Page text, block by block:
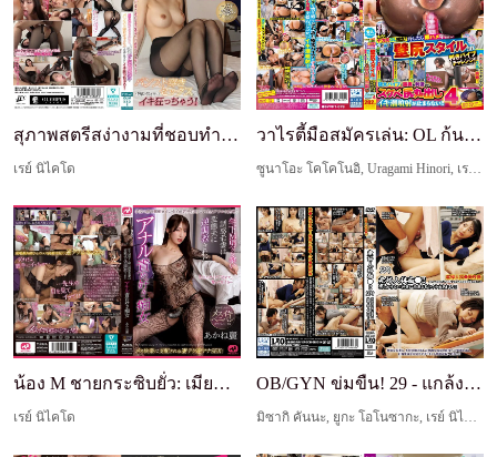
สุภาพสตรีสง่างามที่ชอบทำให้ผู้ชายพึงพอใจ สาวสวยหน...
เรย์ นิไคโด
วาไรตี้มือสมัครเล่น: OL ก้นใหญ่บนถนนเท่านั้น! พลา...
ซูนาโอะ โคโคโนอิ, Uragami Hinori, เรย์ นิไคโด
น้อง M ชายกระซิบยั่ว: เมียสาวถูกสามีหื่นฝึกย้อนกล...
เรย์ นิไคโด
OB/GYN ข่มขืน! 29 - แกล้งทำเป็นการรักษาสำหรับเมีย...
มิซากิ คันนะ, ยูกะ โอโนซากะ, เรย์ นิไคโด